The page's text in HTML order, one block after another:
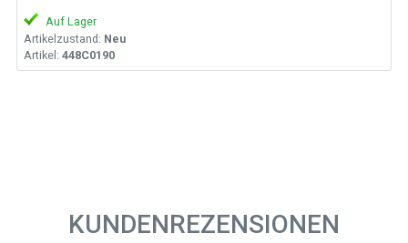
Auf Lager
Artikelzustand: Neu
Artikel: 448C0190
KUNDENREZENSIONEN